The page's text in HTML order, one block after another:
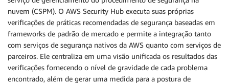
nuvem (CSPM). O AWS Security Hub executa suas próprias
verificações de práticas recomendadas de segurança baseadas em
frameworks de padrão de mercado e permite a integração tanto
com serviços de segurança nativos da AWS quanto com serviços de
parceiros. Ele centraliza em uma visão unificada os resultados das
verificações fornecendo o nível de gravidade de cada problema
encontrado, além de gerar uma medida para a postura de